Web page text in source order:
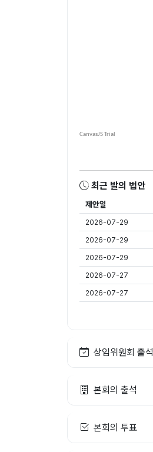
최근 발의 법안
제안일
2026-07-29
2026-07-29
2026-07-29
2026-07-27
2026-07-27
상임위원회 출석
본회의 출석
본회의 투표